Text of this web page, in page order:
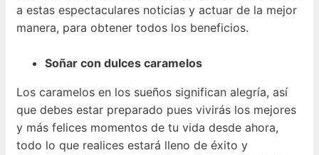
a estas espectaculares noticias y actuar de la mejor
manera, para obtener todos los beneficios.
Soñar con dulces caramelos
Los caramelos en los sueños significan alegría, así
que debes estar preparado pues vivirás los mejores
y más felices momentos de tu vida desde ahora,
todo lo que realices estará lleno de éxito y